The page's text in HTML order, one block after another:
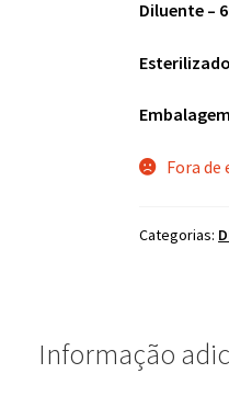
Diluente –
Fora de
Categorias:
Informação